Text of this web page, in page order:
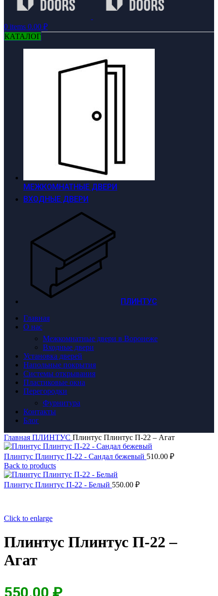
0 items 0.00 ₽
КАТАЛОГ
МЕЖКОМНАТНЫЕ ДВЕРИ
ВХОДНЫЕ ДВЕРИ
ПЛИНТУС
Главная
О нас
Межкомнатные двери в Воронеже
Входные двери
Установка дверей
Напольные покрытия
Системы открывания
Пластиковые окна
Перегородки
Фурнитура
Контакты
Блог
Главная ПЛИНТУС Плинтус Плинтус П-22 – Агат
Плинтус Плинтус П-22 - Сандал бежевый 510.00 ₽
Back to products
Плинтус Плинтус П-22 - Белый 550.00 ₽
Click to enlarge
Плинтус Плинтус П-22 –
Агат
550.00 ₽